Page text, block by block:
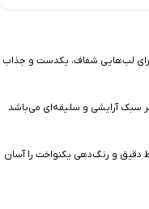
برای لب‌هایی شفاف، یکدست و جذاب
هر سبک آرایشی و سلیقه‌ای می‌باشد
دقیق و رنگ‌دهی یکنواخت را آسان